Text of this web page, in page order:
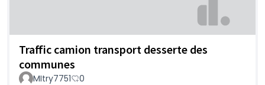
Traffic camion transport desserte des
communes
MItry7751 0